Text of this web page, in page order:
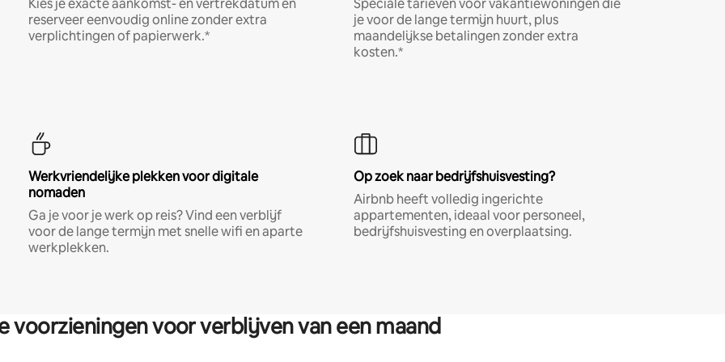
Kies je exacte aankomst- en vertrekdatum en
reserveer eenvoudig online zonder extra
verplichtingen of papierwerk.*
Speciale tarieven voor vakantiewoningen die
je voor de lange termijn huurt, plus
maandelijkse betalingen zonder extra
kosten.*
Werkvriendelijke plekken voor digitale
nomaden
Ga je voor je werk op reis? Vind een verblijf
voor de lange termijn met snelle wifi en aparte
werkplekken.
Op zoek naar bedrijfshuisvesting?
Airbnb heeft volledig ingerichte
appartementen, ideaal voor personeel,
bedrijfshuisvesting en overplaatsing.
voorzieningen voor verblijven van een maand